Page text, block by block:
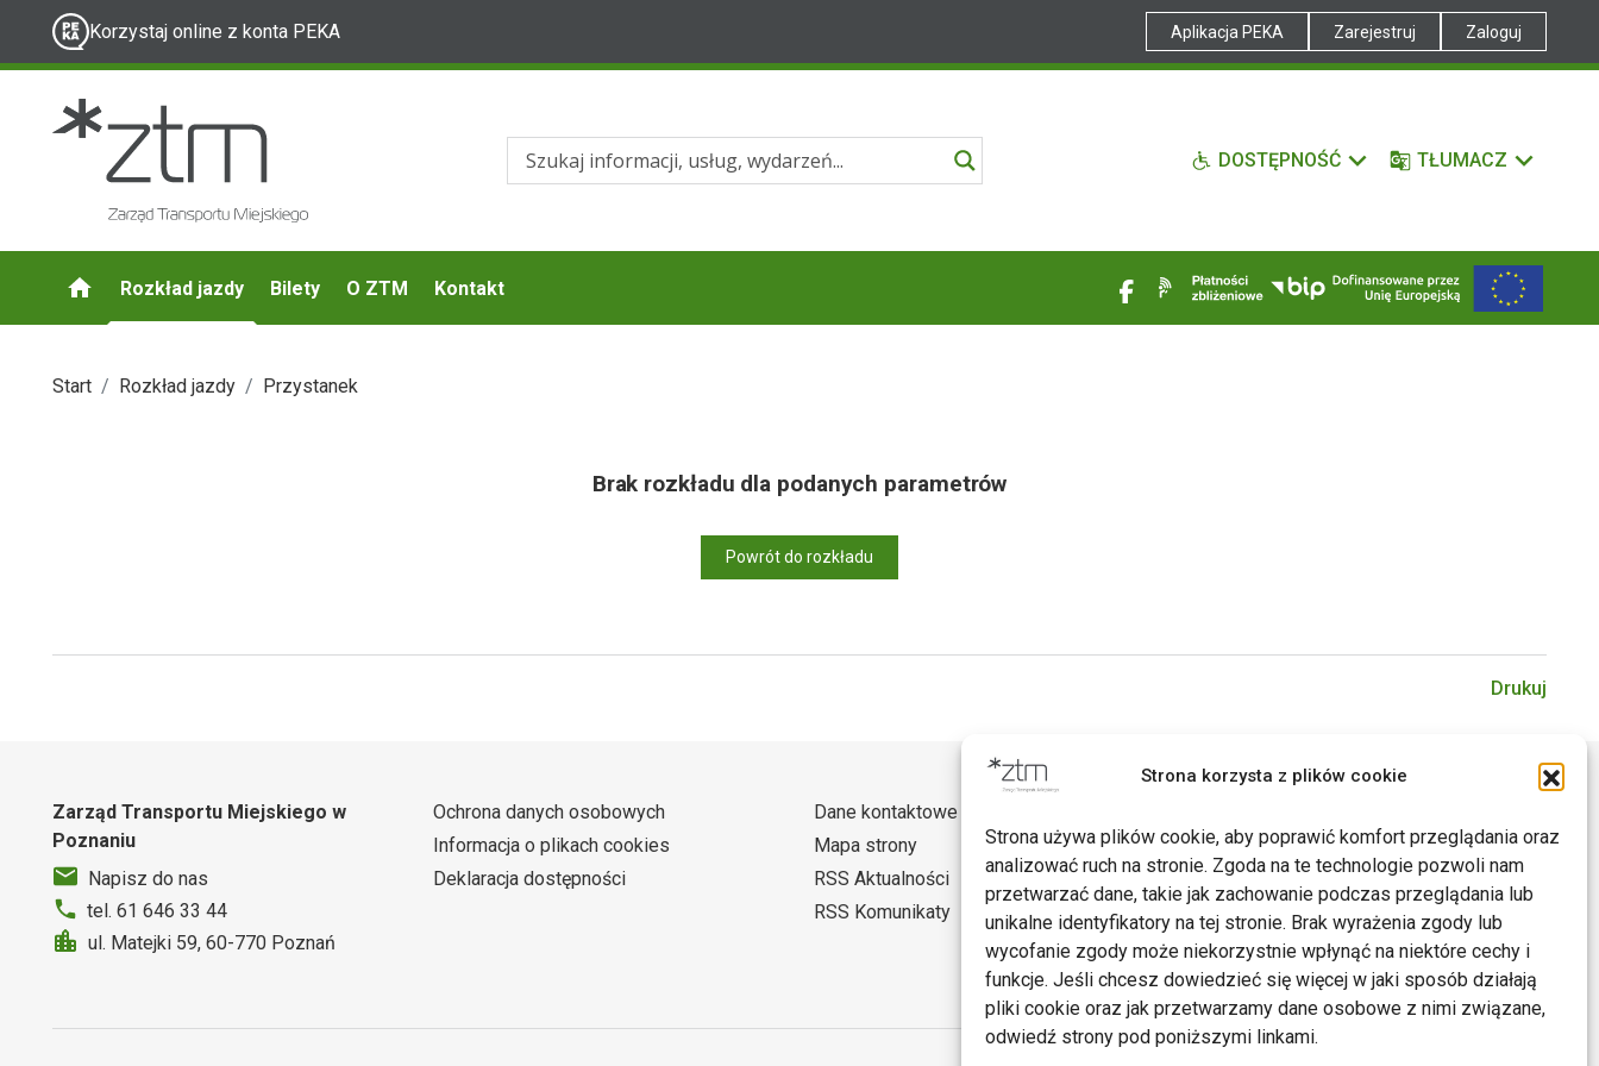
Strona korzysta z plików cookie
Strona używa plików cookie, aby poprawić komfort przeglądania oraz
analizować ruch na stronie. Zgoda na te technologie pozwoli nam
przetwarzać dane, takie jak zachowanie podczas przeglądania lub
unikalne identyfikatory na tej stronie. Brak wyrażenia zgody lub
wycofanie zgody może niekorzystnie wpłynąć na niektóre cechy i
funkcje. Jeśli chcesz dowiedzieć się więcej w jaki sposób działają
pliki cookie oraz jak przetwarzamy dane osobowe z nimi związane,
odwiedź strony pod poniższymi linkami.
Korzystaj online z konta PEKA Aplikacja PEKA Zarejestruj Zaloguj
DOSTĘPNOŚĆ TŁUMACZ
Rozkład jazdy Bilety O ZTM Kontakt
Start Rozkład jazdy Przystanek
Brak rozkładu dla podanych parametrów
Powrót do rozkładu
Drukuj
Zarząd Transportu Miejskiego w
Poznaniu
Napisz do nas
tel. 61 646 33 44
ul. Matejki 59, 60-770 Poznań
Ochrona danych osobowych
Informacja o plikach cookies
Deklaracja dostępności
Dane kontaktowe
Mapa strony
RSS Aktualności
RSS Komunikaty